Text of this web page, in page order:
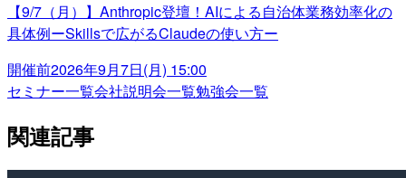
【9/7（月）】Anthropic登壇！AIによる自治体業務効率化の
具体例ーSkillsで広がるClaudeの使い方ー
開催前2026年9月7日(月) 15:00
セミナー一覧会社説明会一覧勉強会一覧
関連記事